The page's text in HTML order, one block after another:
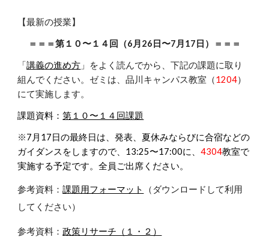
【最新の授業】
＝＝＝第 １０〜１４ 回（6 月 26 日〜7 月 17 日）＝＝＝
「講義の進め方 」をよく読んでから、下記の課題に取り
組んでください。 ゼミは、品川キャンパス教室（1204）
にて実施します。
課題資料：第１０〜１４回課題
※7月17日の最終日は、発表、夏休みならびに合宿などの
ガイダンスをしますので、13:25〜17:00に、4304教室で
実施する予定です。全員ご出席ください。
参考資料：課題用フォーマット
（ダウンロードして利用
してください）
参考資料：政策リサーチ（１・２）